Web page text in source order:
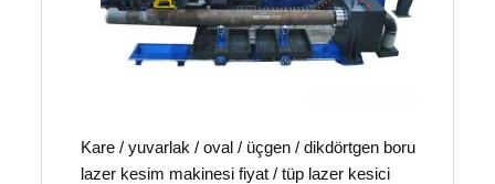
Kare / yuvarlak / oval / üçgen / dikdörtgen boru
lazer kesim makinesi fiyat / tüp lazer kesici